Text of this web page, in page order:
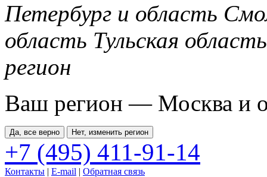
Петербург и область
область Тульская область
регион
Ваш регион — Москва и
Да, все верно Нет, изменить регион
+7 (495) 411-91-14
Контакты | E-mail | Обратная связь